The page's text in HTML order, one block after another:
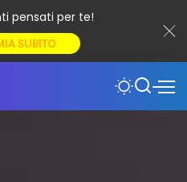
pensati per te!
SUBITO